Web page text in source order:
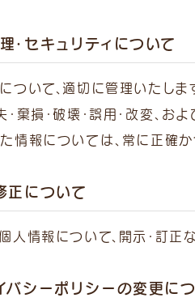
・セキュリティについて
ついて、適切に管理いたします
棄損・破壊・誤用・改変、
情報については、常に正確
正について
人情報について、開示・訂正
バシーポリシーの変更に